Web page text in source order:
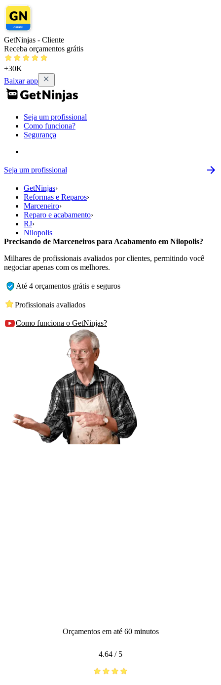
GetNinjas - Cliente
Receba orçamentos grátis
+30K
Baixar app
Seja um profissional
Como funciona?
Segurança
Seja um profissional
GetNinjas›
Reformas e Reparos›
Marceneiro›
Reparo e acabamento›
RJ›
Nilopolis
Precisando de Marceneiros para Acabamento em Nilopolis?
Milhares de profissionais avaliados por clientes, permitindo você
negociar apenas com os melhores.
Até 4 orçamentos grátis e seguros
Profissionais avaliados
Como funciona o GetNinjas?
Orçamentos em até 60 minutos
4.64 / 5